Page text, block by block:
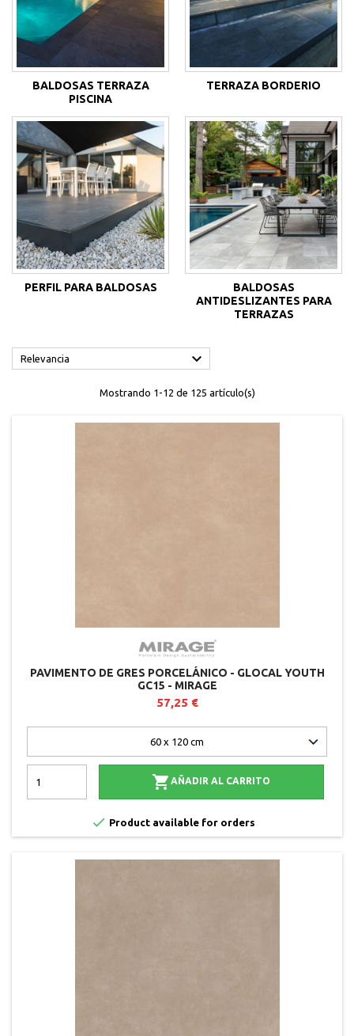
BALDOSAS TERRAZA
PISCINA
TERRAZA BORDERIO
PERFIL PARA BALDOSAS
BALDOSAS
ANTIDESLIZANTES PARA
TERRAZAS
Relevancia 
Mostrando 1-12 de 125 artículo(s)
PAVIMENTO DE GRES PORCELÁNICO - GLOCAL YOUTH
GC15 - MIRAGE
57,25 €
 AÑADIR AL CARRITO
 Product available for orders